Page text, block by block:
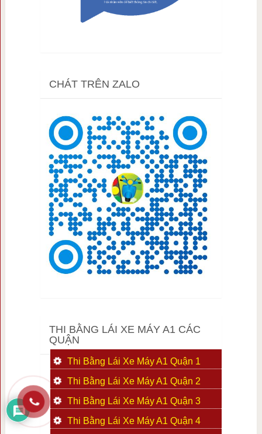
CHÁT TRÊN ZALO
THI BẰNG LÁI XE MÁY A1 CÁC
QUẬN
Thi Bằng Lái Xe Máy A1 Quận 1
Thi Bằng Lái Xe Máy A1 Quận 2
Thi Bằng Lái Xe Máy A1 Quận 3
Thi Bằng Lái Xe Máy A1 Quận 4